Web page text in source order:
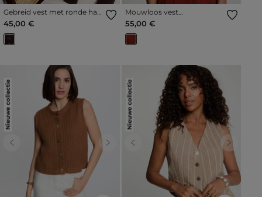
Gebreid vest met ronde hals
donker bruin vrouw
45,00 €
Mouwloos vest
cognacbruin vrouw
55,00 €
Nieuwe collectie
Previous Next
Nieuwe collectie
Previous Next